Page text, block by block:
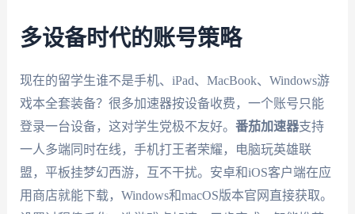
多设备时代的账号策略
现在的留学生谁不是手机、iPad、MacBook、Windows游
戏本全套装备？很多加速器按设备收费，一个账号只能
登录一台设备，这对学生党极不友好。 番茄加速器支持
一人多端同时在线，手机打王者荣耀，电脑玩英雄联
盟，平板挂梦幻西游，互不干扰。安卓和iOS客户端在应
用商店就能下载，Windows和macOS版本官网直接获取。